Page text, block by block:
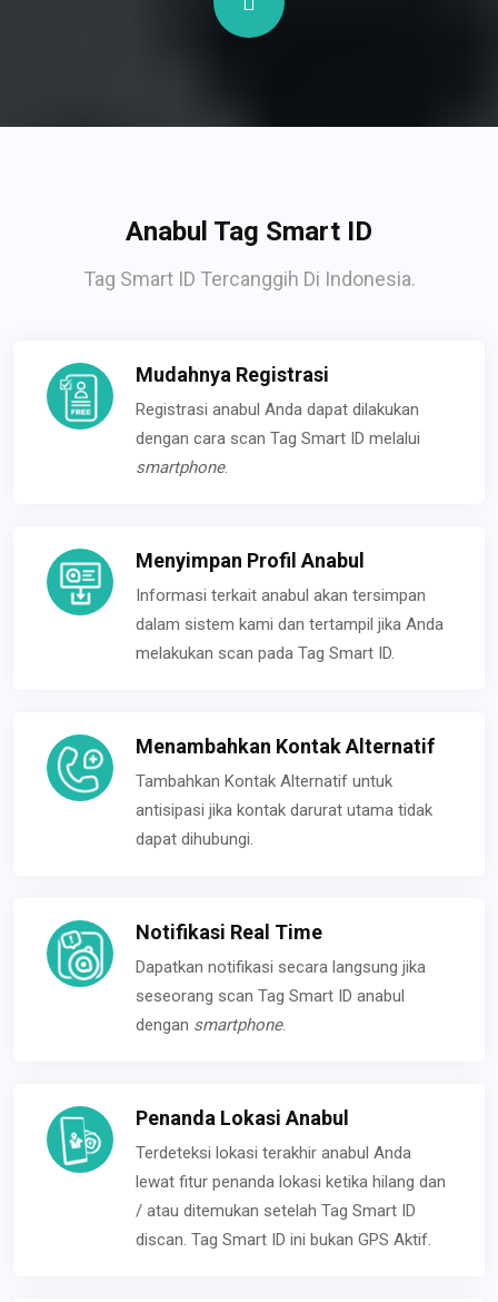
Anabul Tag Smart ID
Tag Smart ID Tercanggih Di Indonesia.
Mudahnya Registrasi
Registrasi anabul Anda dapat dilakukan
dengan cara scan Tag Smart ID melalui
smartphone.
Menyimpan Profil Anabul
Informasi terkait anabul akan tersimpan
dalam sistem kami dan tertampil jika Anda
melakukan scan pada Tag Smart ID.
Menambahkan Kontak Alternatif
Tambahkan Kontak Alternatif untuk
antisipasi jika kontak darurat utama tidak
dapat dihubungi.
Notifikasi Real Time
Dapatkan notifikasi secara langsung jika
seseorang scan Tag Smart ID anabul
dengan smartphone.
Penanda Lokasi Anabul
Terdeteksi lokasi terakhir anabul Anda
lewat fitur penanda lokasi ketika hilang dan
/ atau ditemukan setelah Tag Smart ID
discan. Tag Smart ID ini bukan GPS Aktif.